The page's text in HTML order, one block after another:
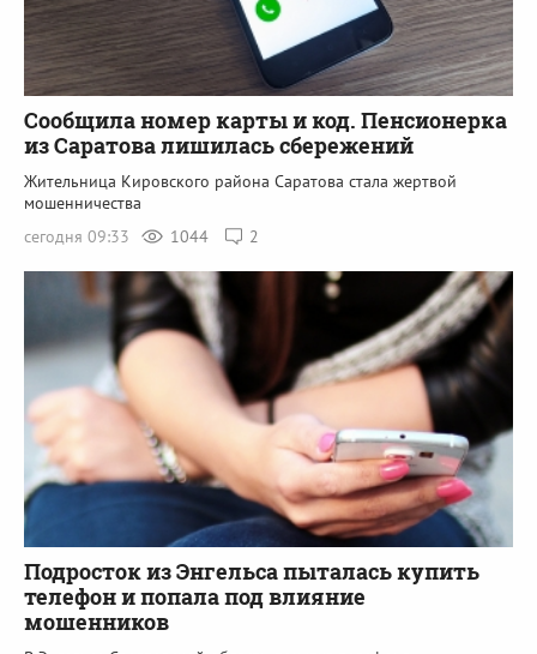
Сообщила номер карты и код. Пенсионерка
из Саратова лишилась сбережений
Жительница Кировского района Саратова стала жертвой
мошенничества
сегодня 09:33
1044 2
Подросток из Энгельса пыталась купить
телефон и попала под влияние
мошенников